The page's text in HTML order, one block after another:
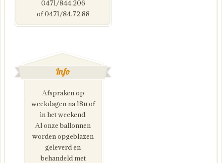
0471/844.206
of 0471/84.72.88
Info
Afspraken op
weekdagen na 18u of
in het weekend.
Al onze ballonnen
worden opgeblazen
geleverd en
behandeld met